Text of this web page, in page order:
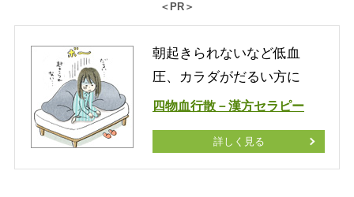
＜PR＞
朝起きられないなど低血
圧、カラダがだるい方に
四物血行散－漢方セラピー
詳しく見る